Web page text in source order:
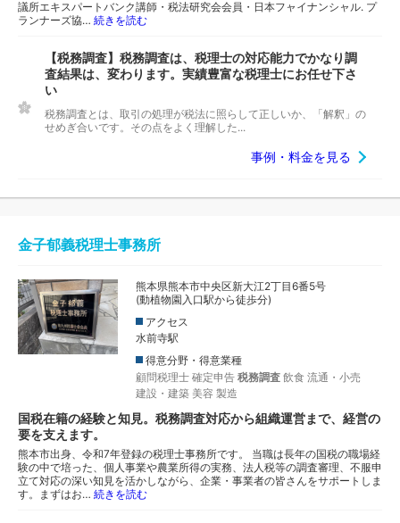
議所エキスパートバンク講師・税法研究会会員・日本フャイナンシャル. プ
ランナーズ協… 続きを読む
【税務調査】税務調査は、税理士の対応能力でかなり調
査結果は、変わります。実績豊富な税理士にお任せ下さ
い
税務調査とは、取引の処理が税法に照らして正しいか、「解釈」の
せめぎ合いです。その点をよく理解した...
事例・料金を見る
金子郁義税理士事務所
熊本県熊本市中央区新大江2丁目6番5号
(動植物園入口駅から徒歩分)
アクセス
水前寺駅
得意分野・得意業種
顧問税理士 確定申告 税務調査 飲食 流通・小売
建設・建築 美容 製造
国税在籍の経験と知見。税務調査対応から組織運営まで、経営の
要を支えます。
熊本市出身、令和7年登録の税理士事務所です。 当職は長年の国税の職場経
験の中で培った、個人事業や農業所得の実務、法人税等の調査審理、不服申
立て対応の深い知見を活かしながら、企業・事業者の皆さんをサポートしま
す。まずはお… 続きを読む